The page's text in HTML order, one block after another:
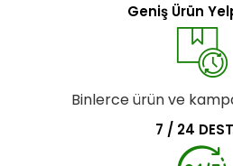
Geniş Ürün
Binlerce ürün ve
7 / 24